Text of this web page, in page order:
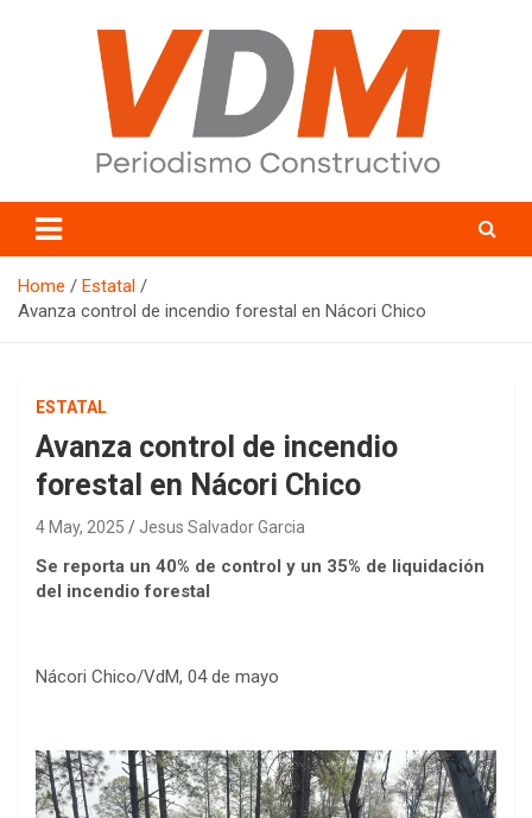
valledelmayo.com
Home
Estatal
Avanza control de incendio forestal en Nácori Chico
ESTATAL
Avanza control de incendio
forestal en Nácori Chico
4 May, 2025 Jesus Salvador Garcia
Se reporta un 40% de control y un 35% de liquidación
del incendio forestal
Nácori Chico/VdM, 04 de mayo